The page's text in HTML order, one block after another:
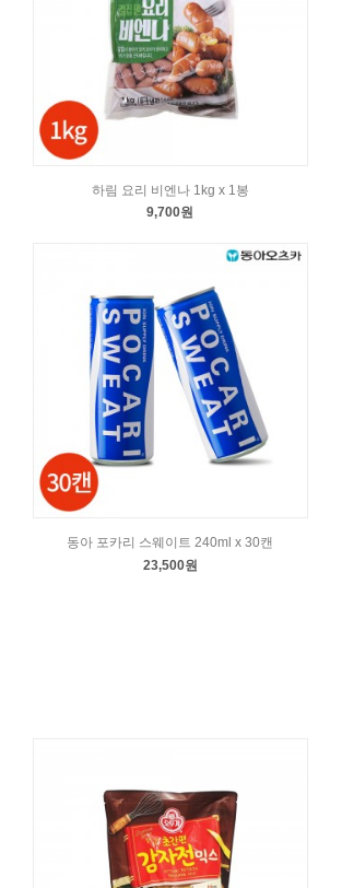
하림 요리 비엔나 1kg x 1봉
9,700원
동아 포카리 스웨이트 240ml x 30캔
23,500원